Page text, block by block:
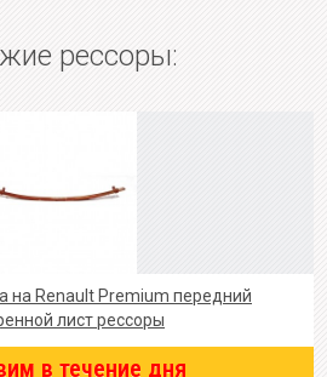
рессоры:
на Renault Premium передний
лист рессоры
в течение дня